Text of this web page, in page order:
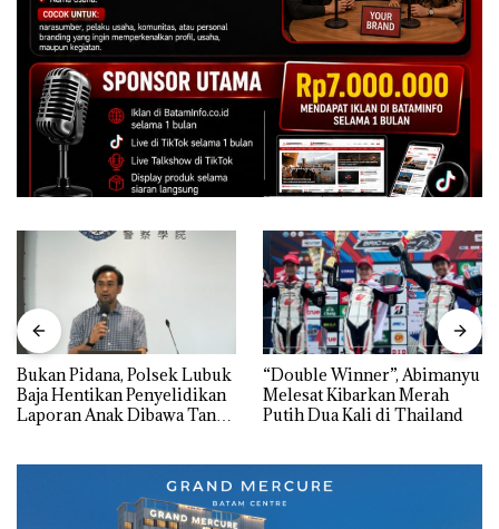
Bukan Pidana, Polsek Lubuk
Baja Hentikan Penyelidikan
Laporan Anak Dibawa Tanpa
“Double Winner”, Abimanyu
Melesat Kibarkan Merah
Putih Dua Kali di Thailand